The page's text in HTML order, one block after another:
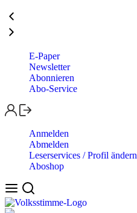
E-Paper
Newsletter
Abonnieren
Abo-Service
Anmelden
Abmelden
Leserservices / Profil ändern
Aboshop